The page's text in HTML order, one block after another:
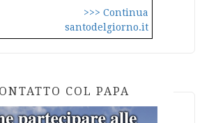
>>> Continua
santodelgiorno.it
COL PAPA